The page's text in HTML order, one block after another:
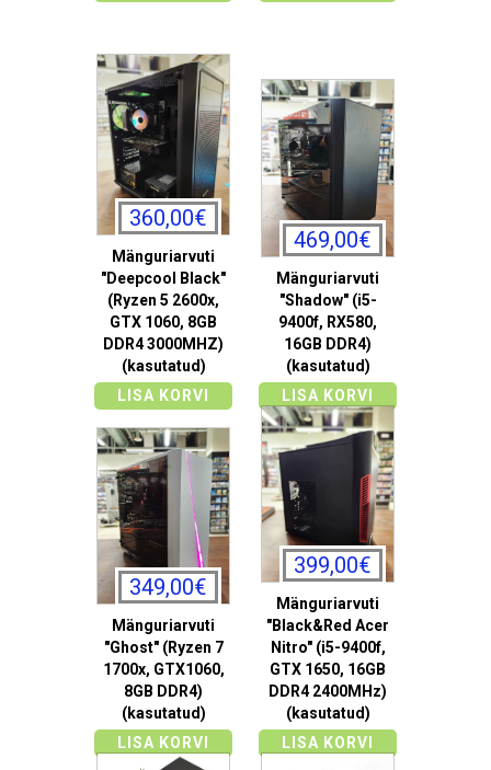
360,00€
Mänguriarvuti
"Deepcool Black"
(Ryzen 5 2600x,
GTX 1060, 8GB
DDR4 3000MHZ)
(kasutatud)
LISA KORVI
469,00€
Mänguriarvuti
"Shadow" (i5-
9400f, RX580,
16GB DDR4)
(kasutatud)
LISA KORVI
349,00€
Mänguriarvuti
"Ghost" (Ryzen 7
1700x, GTX1060,
8GB DDR4)
(kasutatud)
LISA KORVI
399,00€
Mänguriarvuti
"Black&Red Acer
Nitro" (i5-9400f,
GTX 1650, 16GB
DDR4 2400MHz)
(kasutatud)
LISA KORVI